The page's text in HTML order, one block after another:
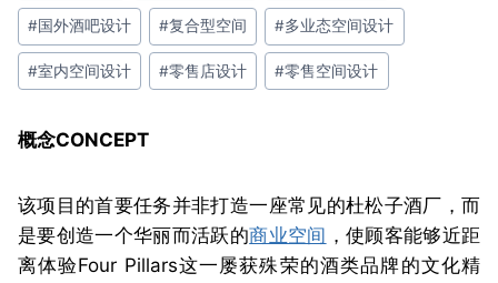
签：
#国外酒吧设计 #复合型空间 #多业态空间设计
#室内空间设计 #零售店设计 #零售空间设计
概念CONCEPT
该项目的首要任务并非打造一座常见的杜松子酒厂，而
是要创造一个华丽而活跃的商业空间 ，使顾客能够近距
离体验Four Pillars这一屡获殊荣的酒类品牌的文化精